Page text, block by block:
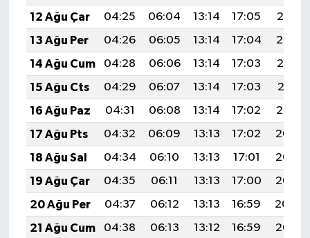
12 Ağu Çar
04:25 06:04 13:14 17:05
20:15
13 Ağu Per
04:26 06:05 13:14 17:04
20:14
14 Ağu Cum
04:28 06:06 13:14 17:03
20:12
15 Ağu Cts
04:29 06:07 13:14 17:03
20:11
16 Ağu Paz
04:31 06:08 13:14 17:02
20:10
17 Ağu Pts
04:32 06:09 13:13 17:02
20:08
18 Ağu Sal
04:34 06:10 13:13 17:01
20:07
19 Ağu Çar
04:35 06:11 13:13 17:00
20:05
20 Ağu Per
04:37 06:12 13:13 16:59
20:04
21 Ağu Cum
04:38 06:13 13:12 16:59
20:02